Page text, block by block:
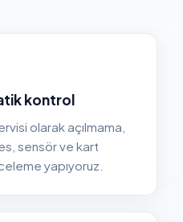
kontrol
olarak açılmama,
sensör ve kart
yapıyoruz.